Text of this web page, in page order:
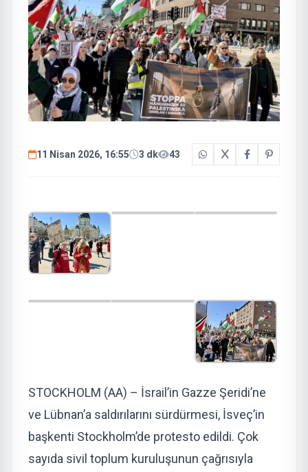
11 Nisan 2026, 16:55 3 dk 43
STOCKHOLM (AA) – İsrail’in Gazze Şeridi’ne
ve Lübnan’a saldırılarını sürdürmesi, İsveç’in
başkenti Stockholm’de protesto edildi. Çok
sayıda sivil toplum kuruluşunun çağrısıyla